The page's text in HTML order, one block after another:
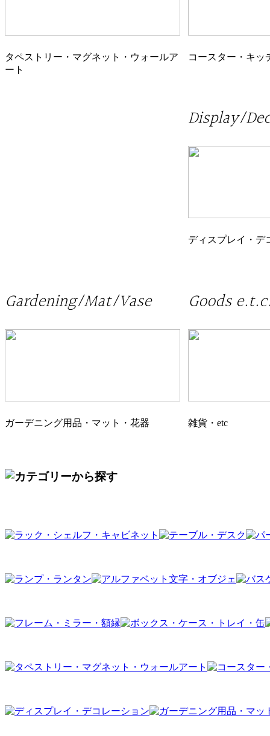
タペストリー・マグネット・ウォールア
ート
コースター・キッ
Display/
ディスプレイ・デ
Gardening/Mat/Vase
ガーデニング用品・マット・花器
Goods
雑貨・etc